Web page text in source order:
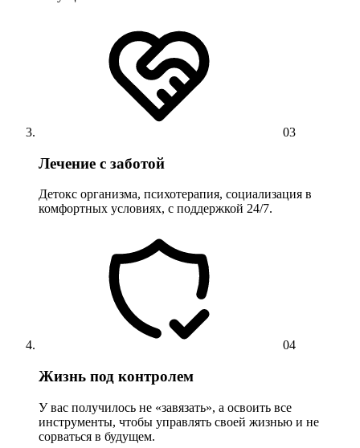
03
Лечение с заботой
Детокс организма, психотерапия, социализация в
комфортных условиях, с поддержкой 24/7.
04
Жизнь под контролем
У вас получилось не «завязать», а освоить все
инструменты, чтобы управлять своей жизнью и не
сорваться в будущем.